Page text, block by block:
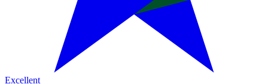
Excellent